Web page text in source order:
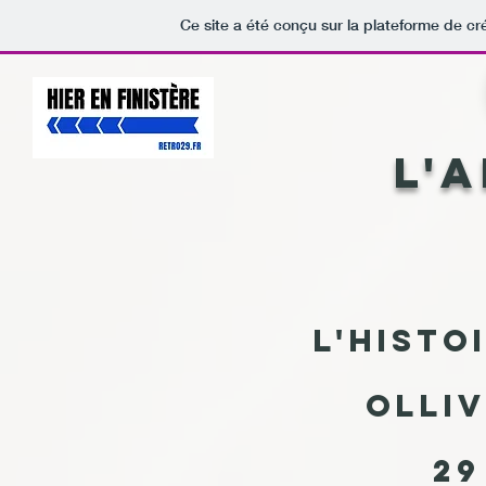
Ce site a été conçu sur la plateforme de